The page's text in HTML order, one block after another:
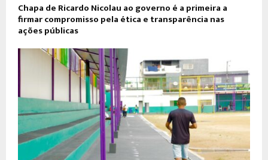
Chapa de Ricardo Nicolau ao governo é a primeira a
firmar compromisso pela ética e transparência nas
ações públicas